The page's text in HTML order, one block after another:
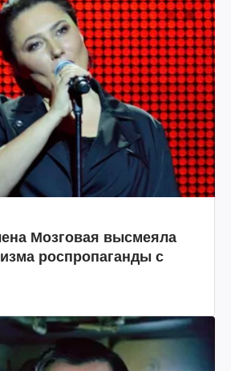
Мозговая высмеяла
роспропаганды с